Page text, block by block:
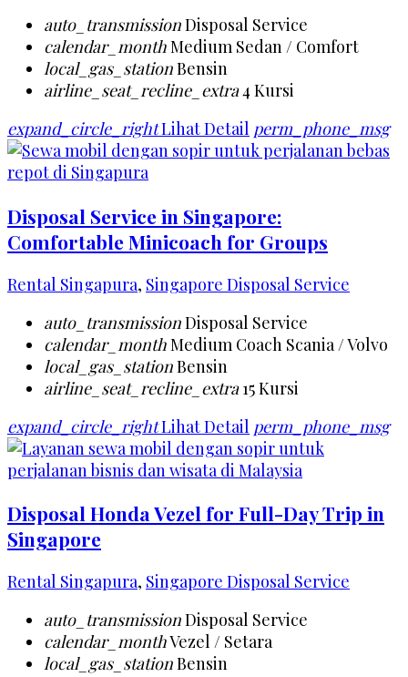
auto_transmissionDisposal Service
calendar_monthMedium Sedan / Comfort
local_gas_stationBensin
airline_seat_recline_extra4 Kursi
expand_circle_rightLihat Detail perm_phone_msg
Disposal Service in Singapore:
Comfortable Minicoach for Groups
Rental Singapura, Singapore Disposal Service
auto_transmissionDisposal Service
calendar_monthMedium Coach Scania / Volvo
local_gas_stationBensin
airline_seat_recline_extra15 Kursi
expand_circle_rightLihat Detail perm_phone_msg
Disposal Honda Vezel for Full-Day Trip in
Singapore
Rental Singapura, Singapore Disposal Service
auto_transmissionDisposal Service
calendar_monthVezel / Setara
local_gas_stationBensin